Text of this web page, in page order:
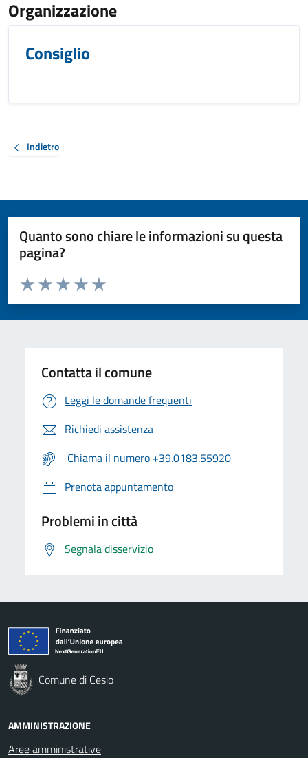
Organizzazione
Consiglio
Indietro
Quanto sono chiare le informazioni su questa
pagina?
Valuta da 1 a 5 stelle la pagina
Valuta 5 stelle su 5
Valuta 4 stelle su 5
Valuta 3 stelle su 5
Valuta 2 stelle su 5
Valuta 1 stelle su 5
Contatta il comune
Leggi le domande frequenti
Richiedi assistenza
Chiama il numero +39.0183.55920
Prenota appuntamento
Problemi in città
Segnala disservizio
Comune di Cesio
AMMINISTRAZIONE
Aree amministrative